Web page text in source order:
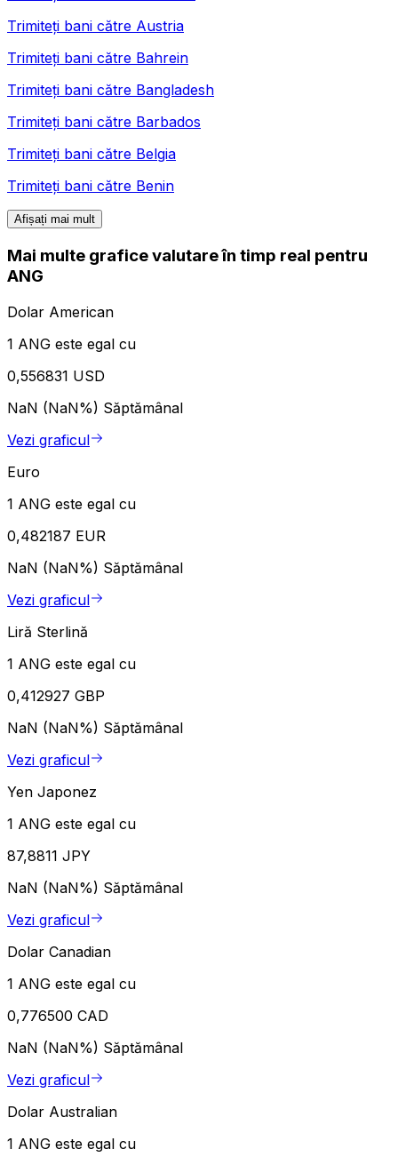
Trimiteți bani către Austria
Trimiteți bani către Bahrein
Trimiteți bani către Bangladesh
Trimiteți bani către Barbados
Trimiteți bani către Belgia
Trimiteți bani către Benin
Afișați mai mult
Mai multe grafice valutare în timp real pentru
ANG
Dolar American
1 ANG este egal cu
0,556831 USD
NaN (NaN%) Săptămânal
Vezi graficul
Euro
1 ANG este egal cu
0,482187 EUR
NaN (NaN%) Săptămânal
Vezi graficul
Liră Sterlină
1 ANG este egal cu
0,412927 GBP
NaN (NaN%) Săptămânal
Vezi graficul
Yen Japonez
1 ANG este egal cu
87,8811 JPY
NaN (NaN%) Săptămânal
Vezi graficul
Dolar Canadian
1 ANG este egal cu
0,776500 CAD
NaN (NaN%) Săptămânal
Vezi graficul
Dolar Australian
1 ANG este egal cu